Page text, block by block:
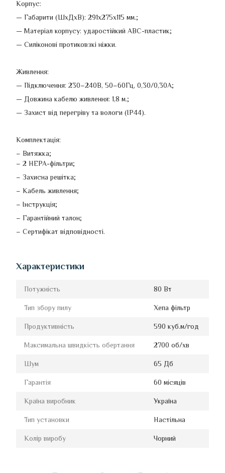
Корпус:
— Габарити (ШхДхВ): 291х275х115 мм.;
— Матеріал корпусу: ударостійкий ABС-пластик;
— Силіконові протиковзкі ніжки.
Живлення:
— Підключення: 230–240В, 50–60Гц, 0,30/0,30A;
— Довжина кабелю живлення: 1,8 м.;
— Захист від перегріву та вологи (IP44).
Комплектація:
– Витяжка;
– 2 HEPA-фільтри;
– Захисна решітка;
– Кабель живлення;
– Інструкція;
– Гарантійний талон;
– Сертифікат відповідності.
Характеристики
Потужність 80 Вт
Тип збору пилу Хепа фільтр
Продуктивність 590 куб.м/год
Максимальна швидкість обертання 2700 об/хв
Шум 65 Дб
Гарантія 60 місяців
Країна виробник Україна
Тип установки Настільна
Колір виробу Чорний